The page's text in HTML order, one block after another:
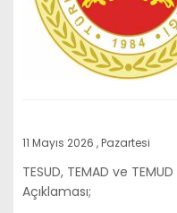
11 Mayıs 2026 , Pazartesi
TESUD, TEMAD ve
Açıklaması;